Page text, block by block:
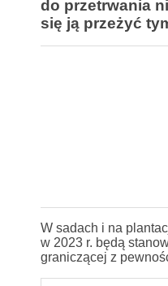
do przetrwania
się ją przeżyć
W sadach i na
w 2023 r. będą
graniczącej z